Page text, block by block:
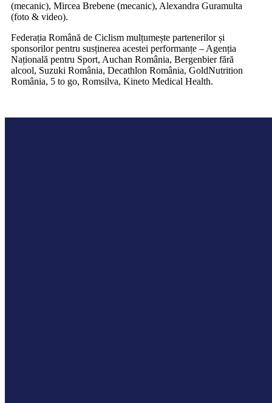
(mecanic), Mircea Brebene (mecanic), Alexandra Guramulta
(foto & video).
Federația Română de Ciclism mulțumește partenerilor și
sponsorilor pentru susținerea acestei performanțe – Agenția
Națională pentru Sport, Auchan România, Bergenbier fără
alcool, Suzuki România, Decathlon România, GoldNutrition
România, 5 to go, Romsilva, Kineto Medical Health.